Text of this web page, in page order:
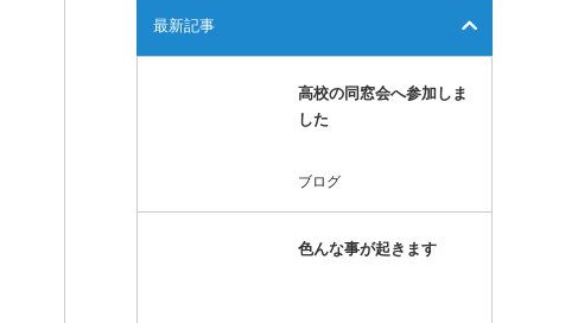
最新記事
高校の同窓会へ参加しま
した
ブログ
色んな事が起きます